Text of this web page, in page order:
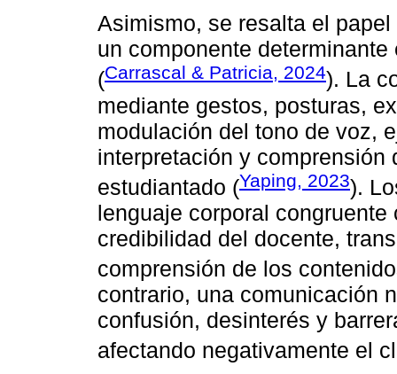
Asimismo, se resalta el
un componente
(Carrascal & Patricia, 2024). La
mediante gestos, posturas,
modulación del tono de voz,
interpretación y comprensión
estudiantado (Yaping, 2023).
lenguaje corporal
credibilidad del docente,
comprensión de los
contrario, una comunicación
confusión, desinterés y
afectando negativamente el